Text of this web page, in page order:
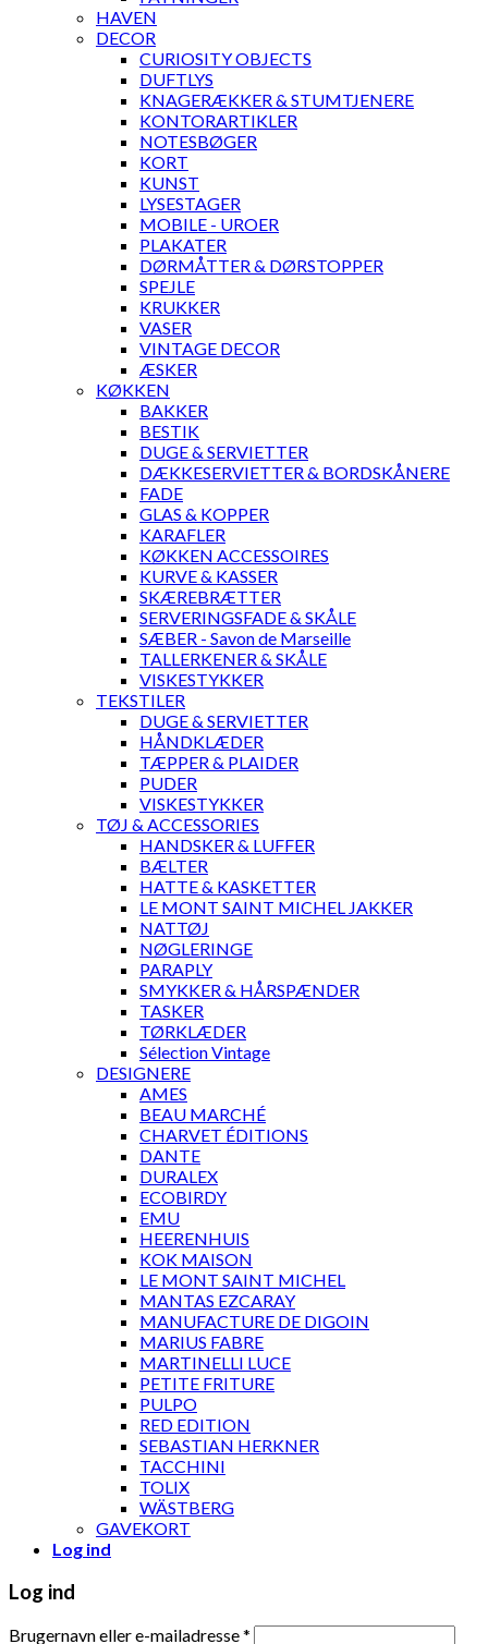
HAVEN
DECOR
CURIOSITY OBJECTS
DUFTLYS
KNAGERÆKKER & STUMTJENERE
KONTORARTIKLER
NOTESBØGER
KORT
KUNST
LYSESTAGER
MOBILE - UROER
PLAKATER
DØRMÅTTER & DØRSTOPPER
SPEJLE
KRUKKER
VASER
VINTAGE DECOR
ÆSKER
KØKKEN
BAKKER
BESTIK
DUGE & SERVIETTER
DÆKKESERVIETTER & BORDSKÅNERE
FADE
GLAS & KOPPER
KARAFLER
KØKKEN ACCESSOIRES
KURVE & KASSER
SKÆREBRÆTTER
SERVERINGSFADE & SKÅLE
SÆBER - Savon de Marseille
TALLERKENER & SKÅLE
VISKESTYKKER
TEKSTILER
DUGE & SERVIETTER
HÅNDKLÆDER
TÆPPER & PLAIDER
PUDER
VISKESTYKKER
TØJ & ACCESSORIES
HANDSKER & LUFFER
BÆLTER
HATTE & KASKETTER
LE MONT SAINT MICHEL JAKKER
NATTØJ
NØGLERINGE
PARAPLY
SMYKKER & HÅRSPÆNDER
TASKER
TØRKLÆDER
Sélection Vintage
DESIGNERE
AMES
BEAU MARCHÉ
CHARVET ÉDITIONS
DANTE
DURALEX
ECOBIRDY
EMU
HEERENHUIS
KOK MAISON
LE MONT SAINT MICHEL
MANTAS EZCARAY
MANUFACTURE DE DIGOIN
MARIUS FABRE
MARTINELLI LUCE
PETITE FRITURE
PULPO
RED EDITION
SEBASTIAN HERKNER
TACCHINI
TOLIX
WÄSTBERG
GAVEKORT
Log ind
Log ind
Brugernavn eller e-mailadresse*